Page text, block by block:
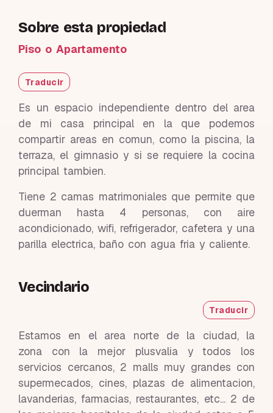
Sobre esta propiedad
Piso o Apartamento
Traducir
Es un espacio independiente dentro del area
de mi casa principal en la que podemos
compartir areas en comun, como la piscina, la
terraza, el gimnasio y si se requiere la cocina
principal tambien.
Tiene 2 camas matrimoniales que permite que
duerman hasta 4 personas, con aire
acondicionado, wifi, refrigerador, cafetera y una
parilla electrica, baño con agua fria y caliente.
Vecindario
Traducir
Estamos en el area norte de la ciudad, la
zona con la mejor plusvalia y todos los
servicios cercanos, 2 malls muy grandes con
supermecados, cines, plazas de alimentacion,
lavanderias, farmacias, restaurantes, etc... 2 de